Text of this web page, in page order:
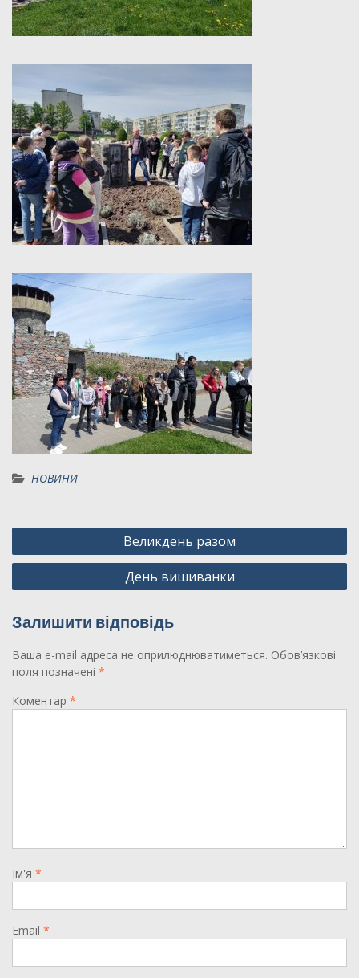
НОВИНИ
Навігація
записів
Великдень разом
День вишиванки
Залишити відповідь
Ваша e-mail адреса не оприлюднюватиметься. Обов’язкові
поля позначені *
Коментар *
Ім'я *
Email *